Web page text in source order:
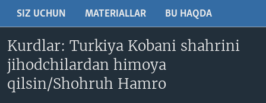
VATANDOSHLAR
MULTIMEDIA
AMERIKA MANZARALARI
IJTIMOIY TARMOQLAR
Obuna bo'ling
SIZ UCHUN MATERIALLAR BU HAQDA
Kurdlar: Turkiya Kobani shahrini
jihodchilardan himoya
qilsin/Shohruh Hamro